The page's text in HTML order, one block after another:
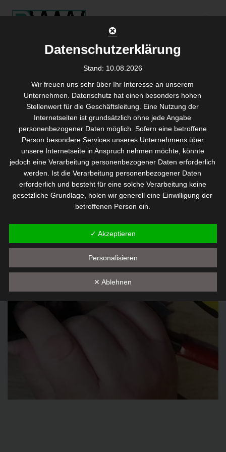
content
Titel
Sub
Youtubeist deaktiviert. ✓ Erlauben Datenschutzbedingungen
Datenschutzerklärung
Stand: 10.08.2026
Wir freuen uns sehr über Ihr Interesse an unserem
Unternehmen. Datenschutz hat einen besonders hohen
Stellenwert für die Geschäftsleitung. Eine Nutzung der
Internetseiten ist grundsätzlich ohne jede Angabe
personenbezogener Daten möglich. Sofern eine betroffene
Person besondere Services unseres Unternehmens über
unsere Internetseite in Anspruch nehmen möchte, könnte
jedoch eine Verarbeitung personenbezogener Daten erforderlich
werden. Ist die Verarbeitung personenbezogener Daten
erforderlich und besteht für eine solche Verarbeitung keine
gesetzliche Grundlage, holen wir generell eine Einwilligung der
betroffenen Person ein.
Die Verarbeitung personenbezogener Daten, beispielsweise des
Namens, der Anschrift, E-Mail-Adresse oder Telefonnummer
einer betroffenen Person, erfolgt stets im Einklang mit der
Datenschutz-Grundverordnung und in Übereinstimmung mit den
für uns geltenden landesspezifischen
Datenschutzbestimmungen. Mittels dieser Datenschutzerklärung
und Zweck der von uns erhobenen, genutzten und verarbeiteten
betroffene Personen mittels dieser Datenschutzerklärung über
Wir haben als für die Verarbeitung Verantwortlicher zahlreiche
✓ Akzeptieren
Personalisieren
✕ Ablehnen